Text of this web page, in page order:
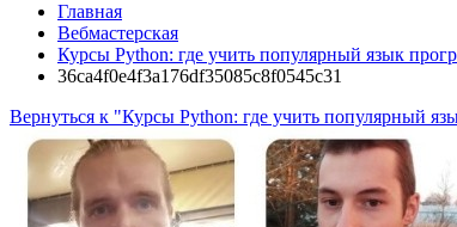
Главная
Вебмастерская
Курсы Python: где учить популярный язык
36ca4f0e4f3a176df35085c8f0545c31
Вернуться к "Курсы Python: где учить популярный